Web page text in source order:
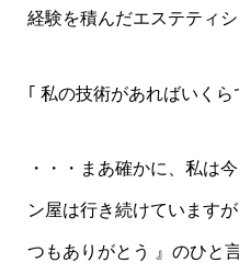
経験を積んだエステティ
｢ 私の技術があればいく
・・・まあ確かに、私は
ン屋は行き続けています
つもありがとう 』のひと